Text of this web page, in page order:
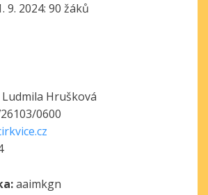
9. 2024: 90 žáků
Hrušková
0600
aaimkgn